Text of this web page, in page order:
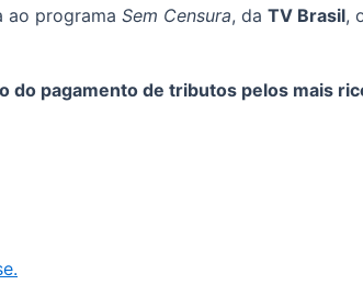
ao programa Sem Censura, da TV Brasil,
do pagamento de tributos pelos mais